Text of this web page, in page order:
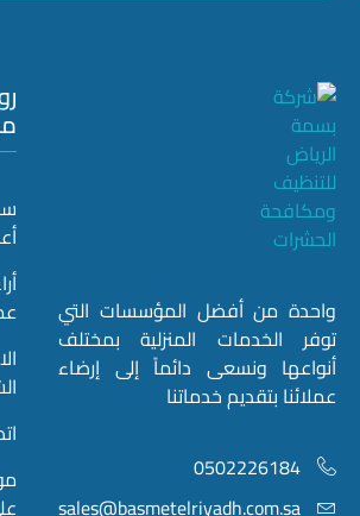
من أفضل المؤسسات التي
المنزلية بمختلف
ونسعى دائماً إلى إرضاء
بتقديم خدماتنا
عملائنا
الاسئلة
الشائعة
على خرائط